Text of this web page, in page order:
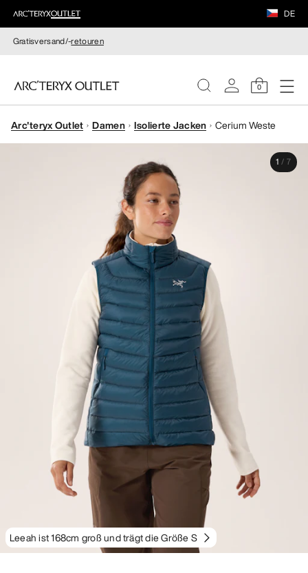
DE
Gratisversand/-retouren
0
DAMEN
Arc'teryx Outlet Damen Isolierte Jacken Cerium Weste
Leeah ist 168cm groß und trägt die Größe S
1 / 7